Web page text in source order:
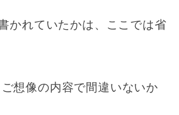
かれていたかは、ここでは省
想像の内容で間違いないか